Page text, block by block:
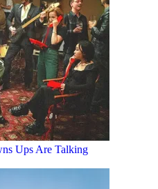
Ups Are Talking